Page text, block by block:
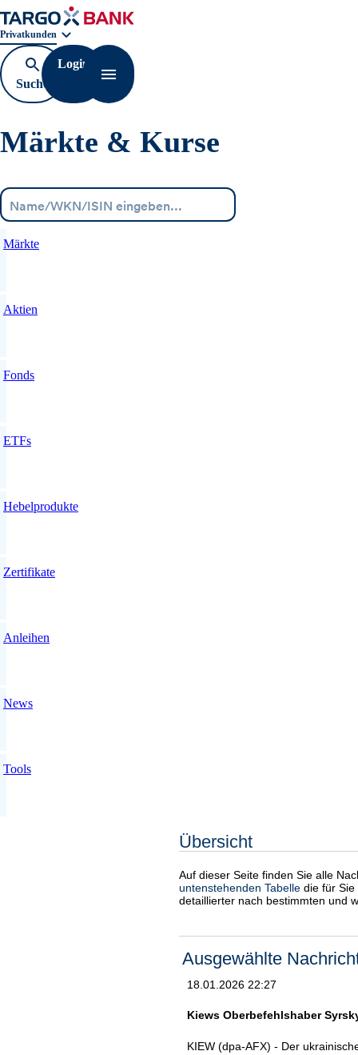
Geschäftsbereichnavigation. Aktuelle Auswahl:
Privatkunden
Suche
öffnen
Login
Navigation öffnen
Märkte & Kurse
Märkte
Aktien
Fonds
ETFs
Hebelprodukte
Zertifikate
Anleihen
News
Tools
Übersicht
Auf dieser Seite finden Sie alle
untenstehenden Tabelle die für
detaillierter nach bestimmten und
Ausgewählte
18.01.2026 22:27
Kiews Oberbefehlshaber
KIEW (dpa-AFX) - Der